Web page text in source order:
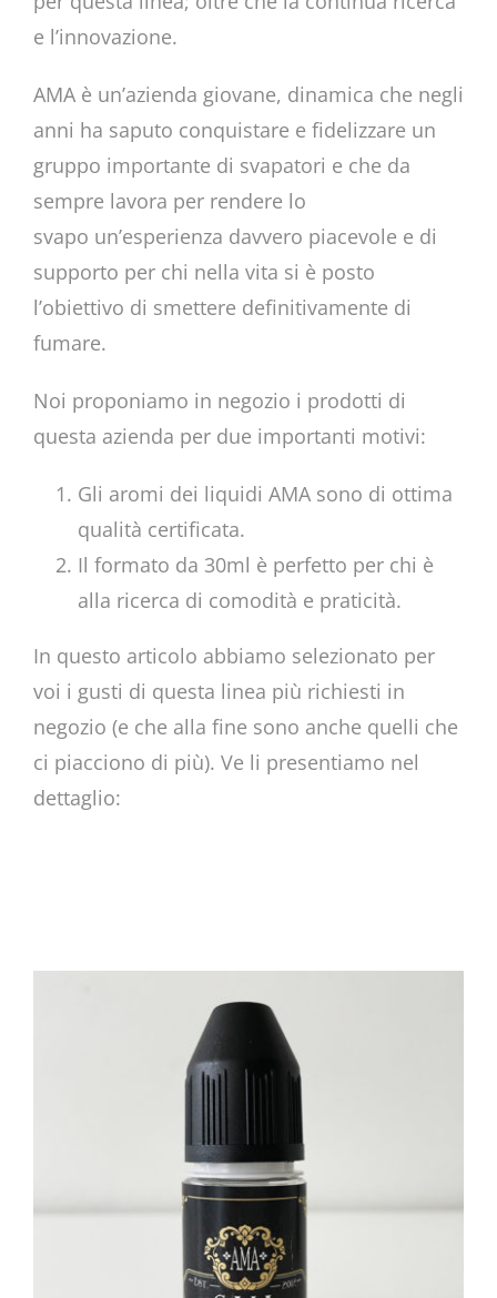
e l’innovazione.
AMA è un’azienda giovane, dinamica che negli
anni ha saputo conquistare e fidelizzare un
gruppo importante di svapatori e che da
sempre lavora per rendere lo
svapo un’esperienza davvero piacevole e di
supporto per chi nella vita si è posto
l’obiettivo di smettere definitivamente di
fumare.
Noi proponiamo in negozio i prodotti di
questa azienda per due importanti motivi:
Gli aromi dei liquidi AMA sono di ottima
qualità certificata.
Il formato da 30ml è perfetto per chi è
alla ricerca di comodità e praticità.
In questo articolo abbiamo selezionato per
voi i gusti di questa linea più richiesti in
negozio (e che alla fine sono anche quelli che
ci piacciono di più). Ve li presentiamo nel
dettaglio: